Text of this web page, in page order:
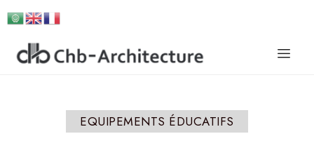
EQUIPEMENTS ÉDUCATIFS